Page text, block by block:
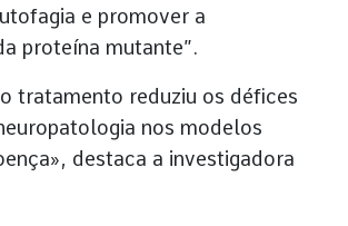
e promover a
proteína mutante”.
tratamento reduziu os défices
nos modelos
destaca a investigadora